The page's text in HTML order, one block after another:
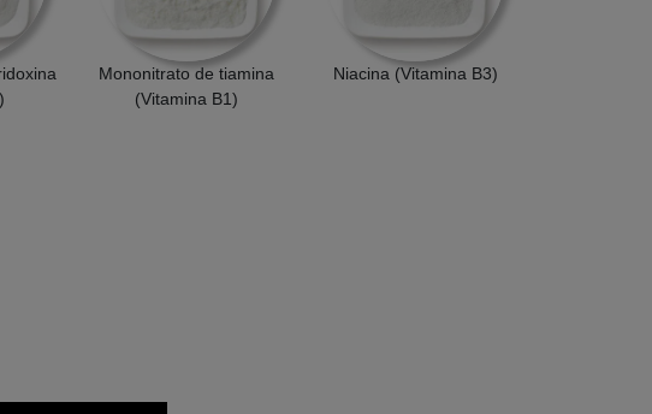
Mononitrato de tiamina
(Vitamina B1)
Niacina (Vitamina B3)